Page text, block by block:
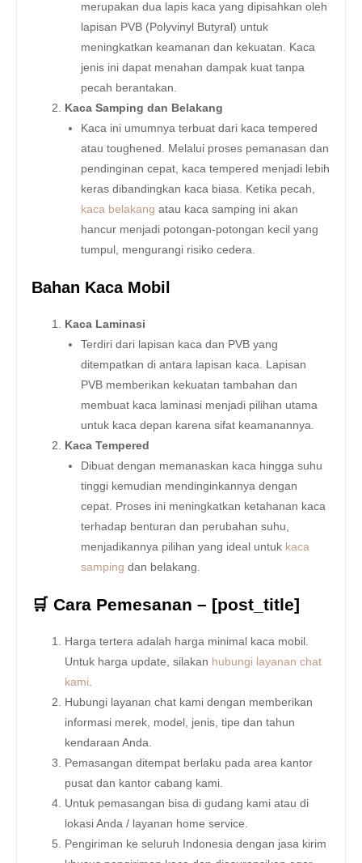
merupakan dua lapis kaca yang dipisahkan oleh
lapisan PVB (Polyvinyl Butyral) untuk
meningkatkan keamanan dan kekuatan. Kaca
jenis ini dapat menahan dampak kuat tanpa
pecah berantakan.
Kaca Samping dan Belakang
Kaca ini umumnya terbuat dari kaca tempered
atau toughened. Melalui proses pemanasan dan
pendinginan cepat, kaca tempered menjadi lebih
keras dibandingkan kaca biasa. Ketika pecah,
kaca belakang atau kaca samping ini akan
hancur menjadi potongan-potongan kecil yang
tumpul, mengurangi risiko cedera.
Bahan Kaca Mobil
Kaca Laminasi
Terdiri dari lapisan kaca dan PVB yang
ditempatkan di antara lapisan kaca. Lapisan
PVB memberikan kekuatan tambahan dan
membuat kaca laminasi menjadi pilihan utama
untuk kaca depan karena sifat keamanannya.
Kaca Tempered
Dibuat dengan memanaskan kaca hingga suhu
tinggi kemudian mendinginkannya dengan
cepat. Proses ini meningkatkan ketahanan kaca
terhadap benturan dan perubahan suhu,
menjadikannya pilihan yang ideal untuk kaca
samping dan belakang.
🛒 Cara Pemesanan – [post_title]
Harga tertera adalah harga minimal kaca mobil.
Untuk harga update, silakan hubungi layanan chat
kami
Hubungi layanan chat kami dengan memberikan
informasi merek, model, jenis, tipe dan tahun
kendaraan Anda.
Pemasangan ditempat berlaku pada area kantor
pusat dan kantor cabang kami.
Untuk pemasangan bisa di gudang kami atau di
lokasi Anda / layanan home service.
Pengiriman ke seluruh Indonesia dengan jasa kirim